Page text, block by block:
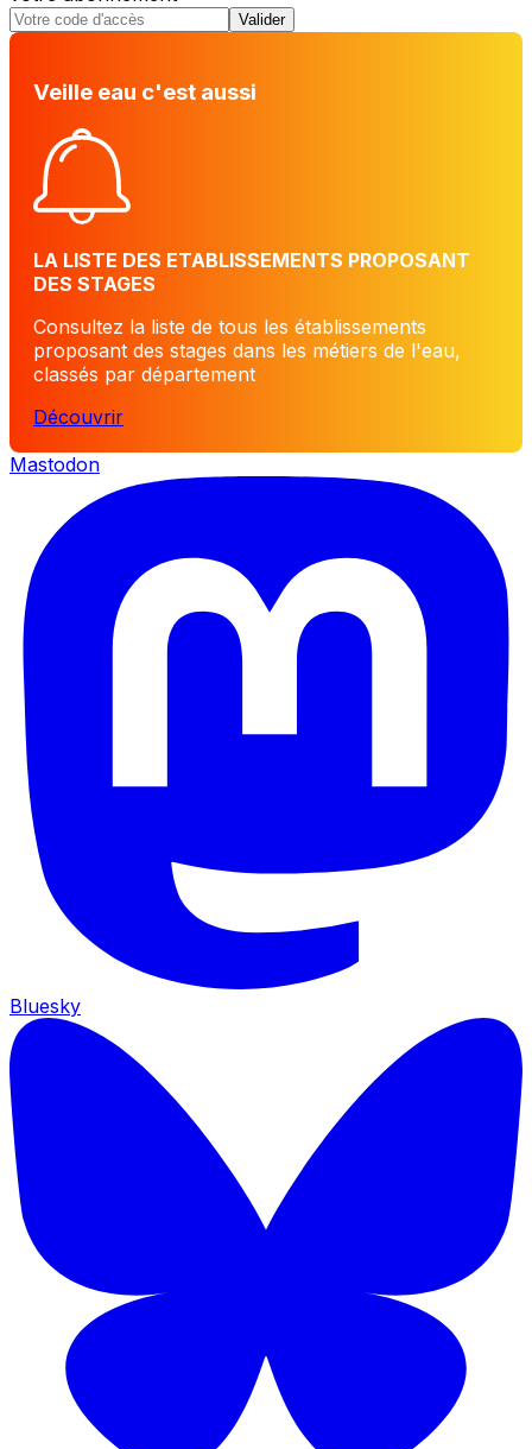
Valider
Veille eau c'est aussi
LA LISTE DES ETABLISSEMENTS PROPOSANT
DES STAGES
Consultez la liste de tous les établissements
proposant des stages dans les métiers de l'eau,
classés par département
Découvrir
Mastodon
Bluesky